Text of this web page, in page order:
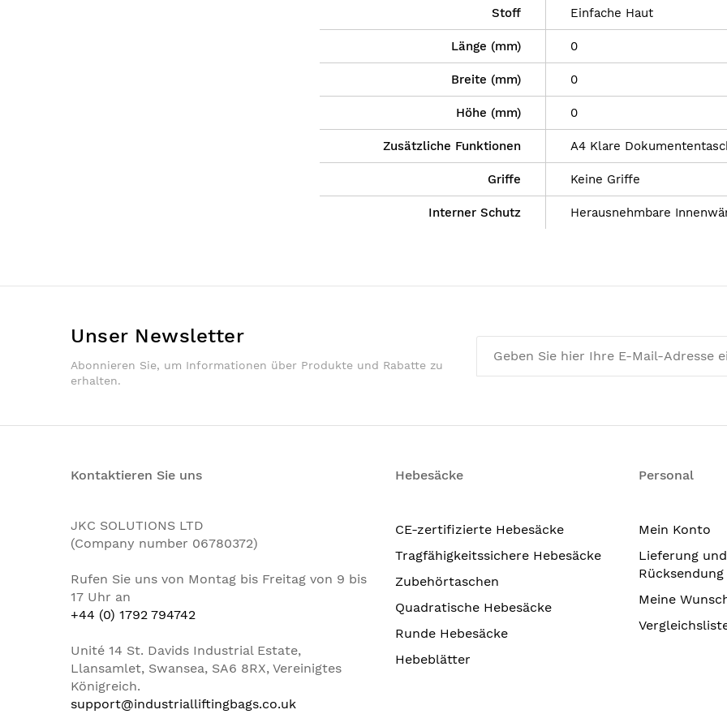
Stoff Einfache Haut
Länge (mm) 0
Breite (mm) 0
Höhe (mm) 0
Zusätzliche Funktionen A4 Klare
Griffe Keine Griffe
Interner Schutz Herausnehmbare
Unser Newsletter
Abonnieren Sie, um Informationen über Produkte und Rabatte zu
erhalten.
Kontaktieren Sie uns
JKC SOLUTIONS LTD
(Company number 06780372)
Rufen Sie uns von Montag bis Freitag von 9 bis
17 Uhr an
+44 (0) 1792 794742
Unité 14 St. Davids Industrial Estate,
Llansamlet, Swansea, SA6 8RX, Vereinigtes
Königreich.
support@industrialliftingbags.co.uk
Hebesäcke
CE-zertifizierte Hebesäcke
Tragfähigkeitssichere Hebesäcke
Zubehörtaschen
Quadratische Hebesäcke
Runde Hebesäcke
Hebeblätter
Personal
Mein Konto
Lieferung und
Rücksendung
Meine